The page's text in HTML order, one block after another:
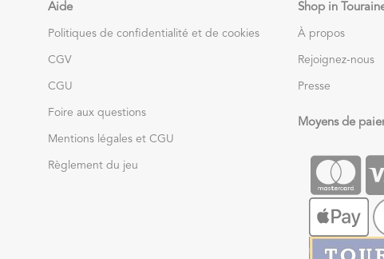
Aide
Politiques de confidentialité et de cookies
CGV
CGU
Foire aux questions
Mentions légales et CGU
Règlement du jeu
Shop in
À propos
Rejoignez-nous
Presse
Moyens de